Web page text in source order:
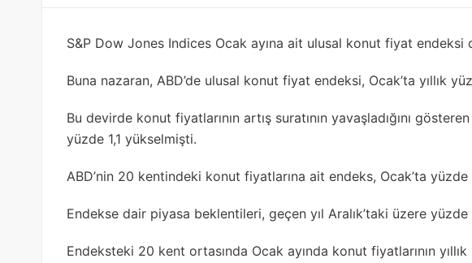
S&P Dow Jones Indices Ocak ayına ait ulusal konut fiyat endeksi
Buna nazaran, ABD’de ulusal konut fiyat endeksi, Ocak’ta yıllık
Bu devirde konut fiyatlarının artış suratının yavaşladığını
yüzde 1,1 yükselmişti.
ABD’nin 20 kentindeki konut fiyatlarına ait endeks, Ocak’ta
Endekse dair piyasa beklentileri, geçen yıl Aralık’taki üzere yüzde
Endeksteki 20 kent ortasında Ocak ayında konut fiyatlarının